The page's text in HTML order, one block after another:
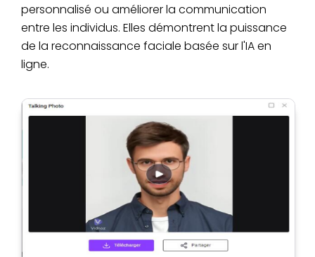
personnalisé ou améliorer la communication
entre les individus. Elles démontrent la puissance
de la reconnaissance faciale basée sur l'IA en
ligne.